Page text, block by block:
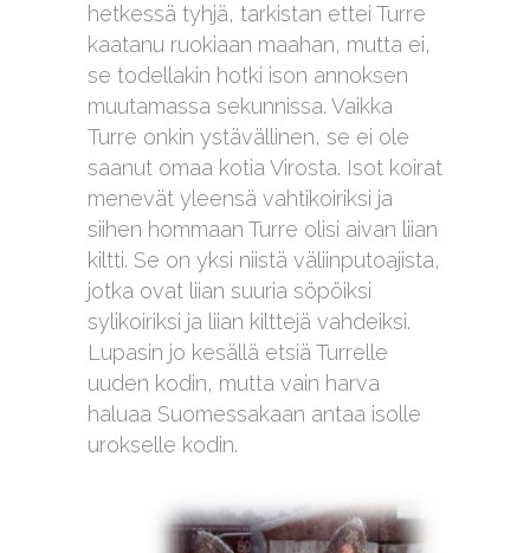
hetkessä tyhjä, tarkistan ettei Turre
kaatanu ruokiaan maahan, mutta ei,
se todellakin hotki ison annoksen
muutamassa sekunnissa. Vaikka
Turre onkin ystävällinen, se ei ole
saanut omaa kotia Virosta. Isot koirat
menevät yleensä vahtikoiriksi ja
siihen hommaan Turre olisi aivan liian
kiltti. Se on yksi niistä väliinputoajista,
jotka ovat liian suuria söpöiksi
sylikoiriksi ja liian kilttejä vahdeiksi.
Lupasin jo kesällä etsiä Turrelle
uuden kodin, mutta vain harva
haluaa Suomessakaan antaa isolle
urokselle kodin.